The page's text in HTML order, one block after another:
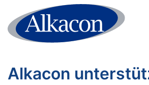
Zum Inhalt springen
Alkacon